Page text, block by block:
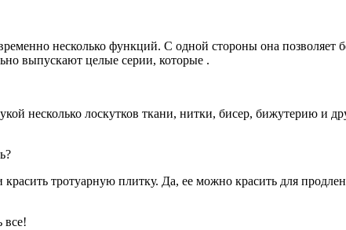
несколько функций. С одной стороны она позволяет
выпускают целые серии, которые .
несколько лоскутков ткани, нитки, бисер, бижутерию и
тротуарную плитку. Да, ее можно красить для
все!